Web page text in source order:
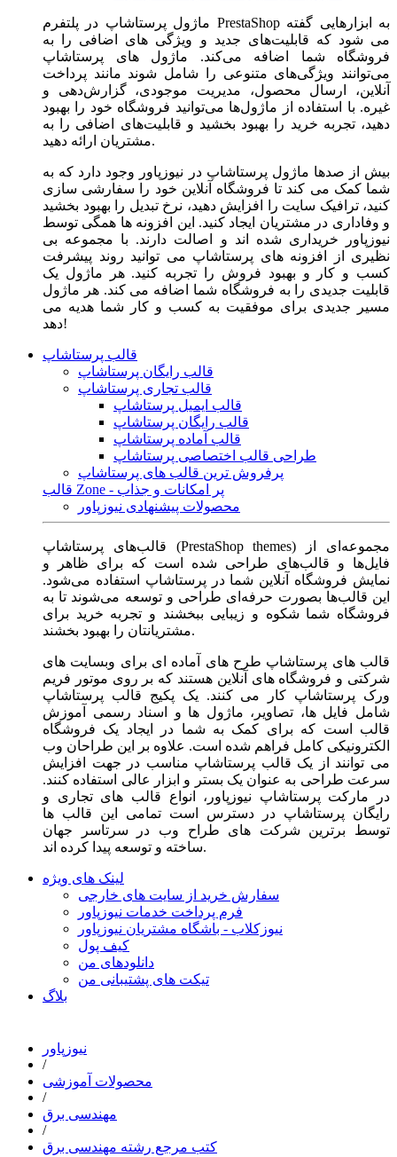
ماژول‌ پرستاشاپ در پلتفرم PrestaShop به ابزارهایی گفته
می شود که قابلیت‌های جدید و ویژگی های اضافی را به
فروشگاه شما اضافه می‌کند. ماژول های پرستاشاپ
می‌توانند ویژگی‌های متنوعی را شامل شوند مانند پرداخت
آنلاین، ارسال محصول، مدیریت موجودی، گزارش‌دهی و
غیره. با استفاده از ماژول‌ها می‌توانید فروشگاه خود را بهبود
دهید، تجربه خرید را بهبود بخشید و قابلیت‌های اضافی را به
مشتریان ارائه دهید.
بیش از صدها ماژول پرستاشاپ در نیوزپاور وجود دارد که به
شما کمک می کند تا فروشگاه آنلاین خود را سفارشی سازی
کنید، ترافیک سایت را افزایش دهید، نرخ تبدیل را بهبود بخشید
و وفاداری در مشتریان ایجاد کنید. این افزونه ها همگی توسط
نیوزپاور خریداری شده اند و اصالت دارند. با مجموعه بی
نظیری از افزونه های پرستاشاپ می توانید روند پیشرفت
کسب و کار و بهبود فروش را تجربه کنید. هر ماژول یک
قابلیت جدیدی را به فروشگاه شما اضافه می کند. هر ماژول
مسیر جدیدی برای موفقیت به کسب و کار شما هدیه می
دهد!
قالب پرستاشاپ
قالب رایگان پرستاشاپ
قالب تجاری پرستاشاپ
قالب ایمیل پرستاشاپ
قالب رایگان پرستاشاپ
قالب آماده پرستاشاپ
طراحی قالب اختصاصی پرستاشاپ
پرفروش ترین قالب های پرستاشاپ
قالب Zone - پر امکانات و جذاب
محصولات پیشنهادی نیوزپاور
قالب‌های پرستاشاپ (PrestaShop themes) مجموعه‌ای از
فایل‌ها و قالب‌های طراحی شده است که برای ظاهر و
نمایش فروشگاه آنلاین شما در پرستاشاپ استفاده می‌شود.
این قالب‌ها بصورت حرفه‌ای طراحی و توسعه می‌شوند تا به
فروشگاه شما شکوه و زیبایی ببخشند و تجربه خرید برای
مشتریانتان را بهبود بخشند.
قالب های پرستاشاپ طرح های آماده ای برای وبسایت های
شرکتی و فروشگاه های آنلاین هستند که بر روی موتور فریم
ورک پرستاشاپ کار می کنند. یک پکیج قالب پرستاشاپ
شامل فایل ها، تصاویر، ماژول ها و اسناد رسمی آموزش
قالب است که برای کمک به شما در ایجاد یک فروشگاه
الکترونیکی کامل فراهم شده است. علاوه بر این طراحان وب
می توانند از یک قالب پرستاشاپ مناسب در جهت افزایش
سرعت طراحی به عنوان یک بستر و ابزار عالی استفاده کنند.
در مارکت پرستاشاپ نیوزپاور، انواع قالب های تجاری و
رایگان پرستاشاپ در دسترس است تمامی این قالب ها
توسط برترین شرکت های طراح وب در سرتاسر جهان
ساخته و توسعه پیدا کرده اند.
لینک های ویژه
سفارش خرید از سایت های خارجی
فرم پرداخت خدمات نیوزپاور
نیوزکلاب - باشگاه مشتریان نیوزپاور
کیف پول
دانلودهای من
تیکت های پشتیبانی من
بلاگ
نیوزپاور
/
محصولات آموزشی
/
مهندسی برق
/
کتب مرجع رشته مهندسی برق